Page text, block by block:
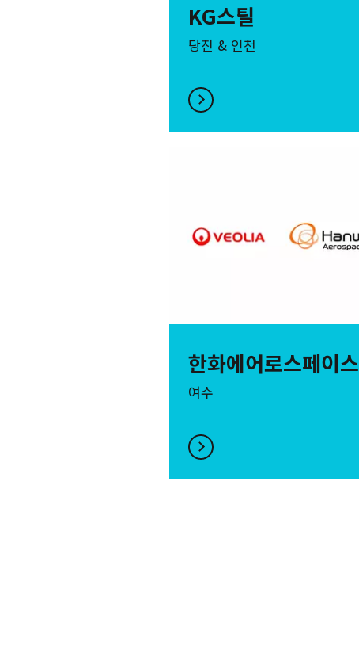
KG스틸
당진 & 인천
한화에어로스페이스
여수